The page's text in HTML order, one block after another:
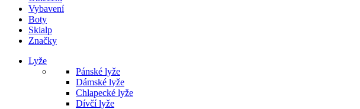
Vybavení
Boty
Skialp
Značky
Lyže
Pánské lyže
Dámské lyže
Chlapecké lyže
Dívčí lyže